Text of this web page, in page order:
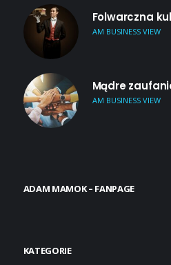
Folwarczna
AM BUSINESS VIEW
Mądre
AM BUSINESS VIEW
ADAM MAMOK – FANPAGE
KATEGORIE